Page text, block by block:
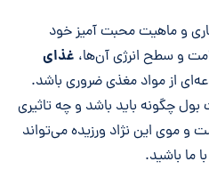
و ماهیت محبت آمیز خود
و سطح انرژی آن‌ها، غذای
از مواد مغذی ضروری باشد.
چگونه باید باشد و چه تاثیری
موی این نژاد ورزیده می‌تواند
ما باشید.